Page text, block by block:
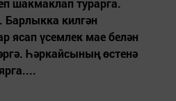
шакмаклап турарга.
Барлыкка килгән
ясап үсемлек мае белән
Һәркайсының өстенә